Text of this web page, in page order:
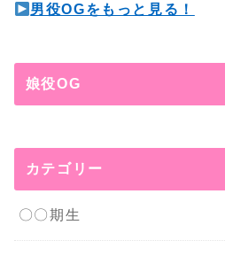
男役OGをもっと見る！
娘役OG
カテゴリー
〇〇期生